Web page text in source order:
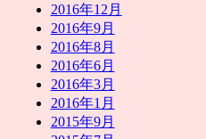
2016年12月
2016年9月
2016年8月
2016年6月
2016年3月
2016年1月
2015年9月